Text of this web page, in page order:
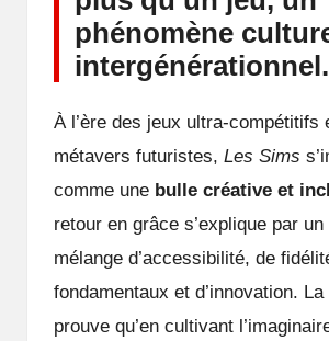
phénomène
intergénérationnel.
À l’ère des jeux ultra-compétitifs
métavers futuristes, Les Sims
comme une bulle créative et
retour en grâce s’explique par
mélange d’accessibilité, de
fondamentaux et d’innovation.
prouve qu’en cultivant